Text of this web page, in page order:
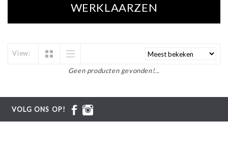
WERKLAARZEN
View:
Geen producten gevonden!...
VOLG ONS OP!